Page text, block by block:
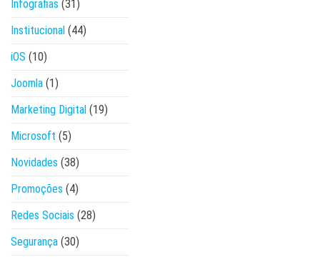
Infografias (31)
Institucional (44)
iOS (10)
Joomla (1)
Marketing Digital (19)
Microsoft (5)
Novidades (38)
Promoções (4)
Redes Sociais (28)
Segurança (30)